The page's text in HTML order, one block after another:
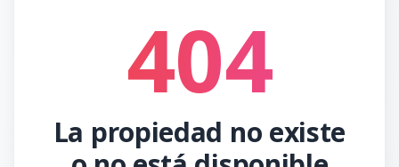
404
La propiedad no existe